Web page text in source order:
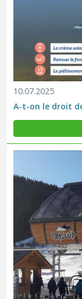
10.07.2025
A-t-on le droit
peut-être tenté
amis les tétras-
nos montagnes.